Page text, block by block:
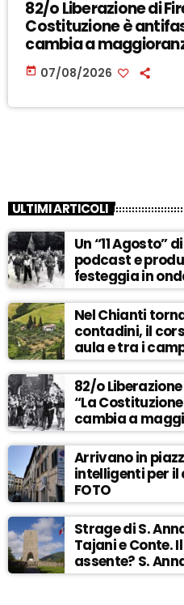
82/o Liberazione di
Costituzione è
cambia a
today 07/08/2026
ULTIMI ARTICOLI
Un “11 Agosto”
podcast e
festeggia in
Nel Chianti
contadini, il
aula e tra i
82/o
“La
cambia a
Arrivano in
intelligenti per
FOTO
Strage di S.
Tajani e Conte.
assente? S.
ASCOLTA